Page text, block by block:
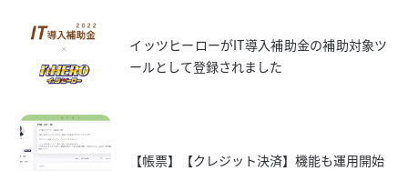
イッツヒーローがIT導入補助金の補助対象ツ
ールとして登録されました
【帳票】【クレジット決済】機能も運用開始